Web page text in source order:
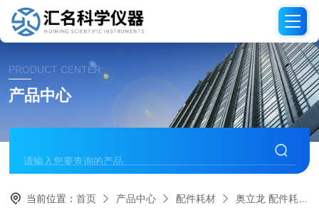
PRODUCT CENTER
产品中心
当前位置：首页 产品中心 配件耗材 奥立龙 配件耗材